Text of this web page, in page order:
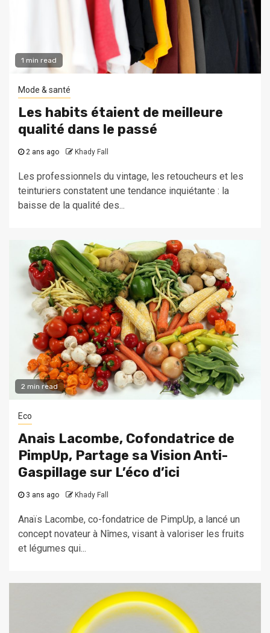
1 min read
Mode & santé
Les habits étaient de meilleure
qualité dans le passé
2 ans ago Khady Fall
Les professionnels du vintage, les retoucheurs et les
teinturiers constatent une tendance inquiétante : la
baisse de la qualité des...
2 min read
Eco
Anais Lacombe, Cofondatrice de
PimpUp, Partage sa Vision Anti-
Gaspillage sur L’éco d’ici
3 ans ago Khady Fall
Anaïs Lacombe, co-fondatrice de PimpUp, a lancé un
concept novateur à Nîmes, visant à valoriser les fruits
et légumes qui...